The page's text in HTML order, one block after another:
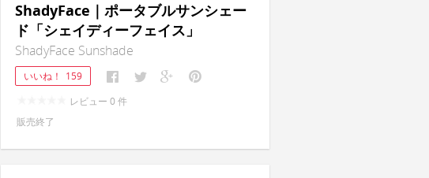
ShadyFace｜ポータブルサンシェー
ド「シェイディーフェイス」
ShadyFace Sunshade
いいね！
159
レビュー 0 件
販売終了